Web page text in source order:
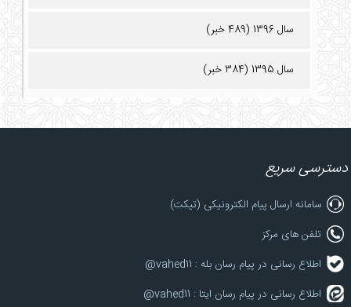
سال 1396 (489 خبر)
سال 1395 (384 خبر)
دسترسی سریع
سامانه ارسال پیام الکترونیکی (تیکت)
تلفن های مرکز
اطلاع رسانی در پیام رسان بله : vahed11@
اطلاع رسانی در پیام رسان ایتا : vahed11@